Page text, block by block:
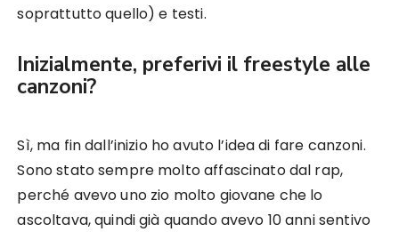
soprattutto quello) e testi.
Inizialmente, preferivi il freestyle alle
canzoni?
Sì, ma fin dall’inizio ho avuto l’idea di fare canzoni.
Sono stato sempre molto affascinato dal rap,
perché avevo uno zio molto giovane che lo
ascoltava, quindi già quando avevo 10 anni sentivo